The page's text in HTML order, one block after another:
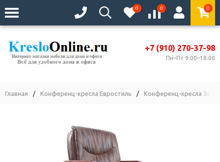
0 0 0
+7 (910) 270-37-98
Пн–Пт 9:00–18:00
Главная / Конференц-кресла Евростиль / Конференц-кресла